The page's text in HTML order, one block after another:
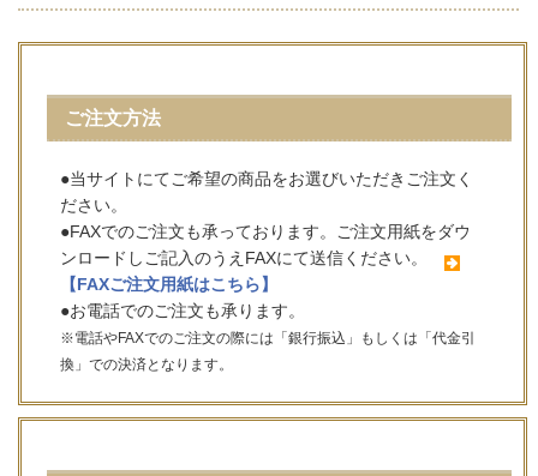
ご注文方法
●当サイトにてご希望の商品をお選びいただきご注文く
ださい。
●FAXでのご注文も承っております。ご注文用紙をダウ
ンロードしご記入のうえFAXにて送信ください。
【FAXご注文用紙はこちら】
●お電話でのご注文も承ります。
※電話やFAXでのご注文の際には「銀行振込」もしくは「代金引
換」での決済となります。